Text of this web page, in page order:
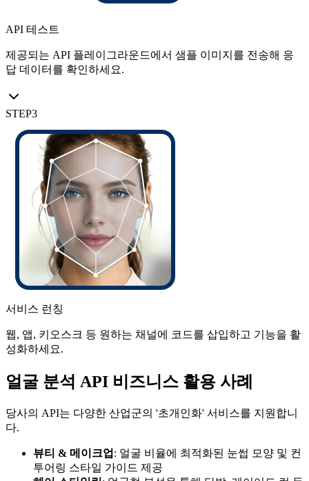
API 테스트
제공되는 API 플레이그라운드에서 샘플 이미지를 전송해 응
답 데이터를 확인하세요.
STEP3
서비스 런칭
웹, 앱, 키오스크 등 원하는 채널에 코드를 삽입하고 기능을 활
성화하세요.
얼굴 분석 API 비즈니스 활용 사례
당사의 API는 다양한 산업군의 '초개인화' 서비스를 지원합니
다.
뷰티 & 메이크업 : 얼굴 비율에 최적화된 눈썹 모양 및 컨
투어링 스타일 가이드 제공